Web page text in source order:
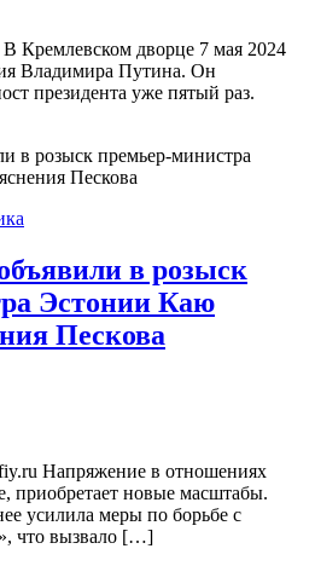
Кремлевском дворце 7 мая 2024
Владимира Путина. Он
президента уже пятый раз.
в розыск
Эстонии Каю
Пескова
Напряжение в отношениях
приобретает новые масштабы.
усилила меры по борьбе с
что вызвало […]